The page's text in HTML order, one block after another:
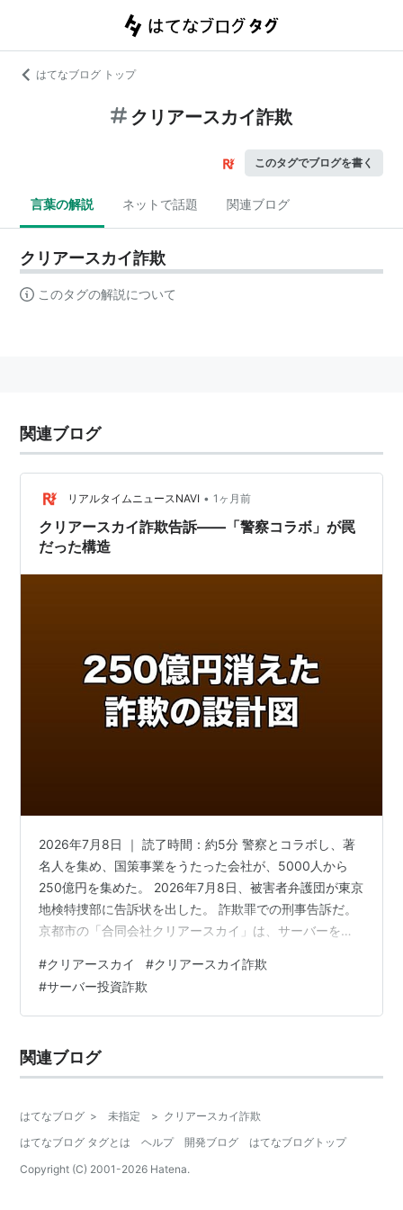
はてなブログ トップ
クリアースカイ詐欺
このタグでブログを書く
言葉の解説 ネットで話題 関連ブログ
クリアースカイ詐欺
このタグの解説について
関連ブログ
リアルタイムニュースNAVI • 1ヶ月前
クリアースカイ詐欺告訴——「警察コラボ」が罠
だった構造
2026年7月8日 ｜ 読了時間：約5分 警察とコラボし、著
名人を集め、国策事業をうたった会社が、5000人から
250億円を集めた。 2026年7月8日、被害者弁護団が東京
地検特捜部に告訴状を出した。 詐欺罪での刑事告訴だ。
京都市の「合同会社クリアースカイ」は、サーバーを買
た。 しかし被害者が老後資金を預けた先には、実物のサ
ーバーがほぼ存在しなかった。 「安心の証拠」として見
せられていたものが、実は詐欺の設計部品だった。 その
5000人——その数字の正体 「警察も国もお墨付き」の
嘘 …
#クリアースカイ #クリアースカイ詐欺
#サーバー投資詐欺
関連ブログ
はてなブログ > 未指定 > クリアースカイ詐欺
はてなブログ タグとは
ヘルプ 開発ブログ
はてなブログトップ
Copyright (C) 2001-2026 Hatena.